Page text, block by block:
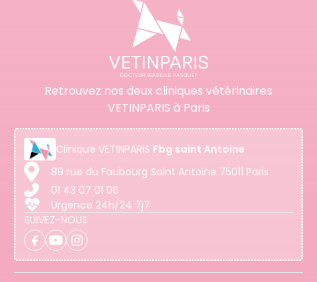
Retrouvez nos deux cliniques vétérinaires
VETINPARIS à Paris
Clinique VETINPARIS Fbg saint Antoine
89 rue du Faubourg Saint Antoine 75011 Paris
01 43 07 01 06
Urgence 24h/24 7j7
SUIVEZ-NOUS